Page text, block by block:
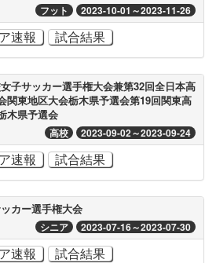
フット 2023-10-01～2023-11-26
速報 試合結果
子サッカー選手権大会兼第32回全日本高
関東地区大会栃木県予選会第19回関東高
木県予選会
高校 2023-09-02～2023-09-24
速報 試合結果
カー選手権大会
シニア 2023-07-16～2023-07-30
速報 試合結果